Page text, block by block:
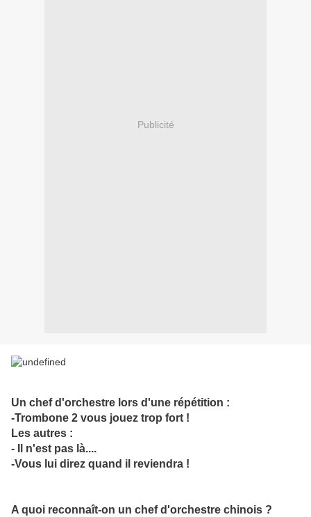
Publicité
Un chef d'orchestre lors d'une répétition :
-Trombone 2 vous jouez trop fort !
Les autres :
- Il n'est pas là....
-Vous lui direz quand il reviendra !
A quoi reconnaît-on un chef d'orchestre chinois ?